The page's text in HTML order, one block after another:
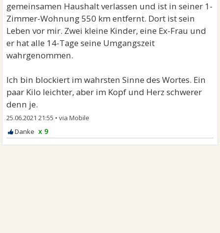
gemeinsamen Haushalt verlassen und ist in seiner 1-
Zimmer-Wohnung 550 km entfernt. Dort ist sein
Leben vor mir. Zwei kleine Kinder, eine Ex-Frau und
er hat alle 14-Tage seine Umgangszeit
wahrgenommen.
Ich bin blockiert im wahrsten Sinne des Wortes. Ein
paar Kilo leichter, aber im Kopf und Herz schwerer
denn je.
25.06.2021 21:55 •
x 9